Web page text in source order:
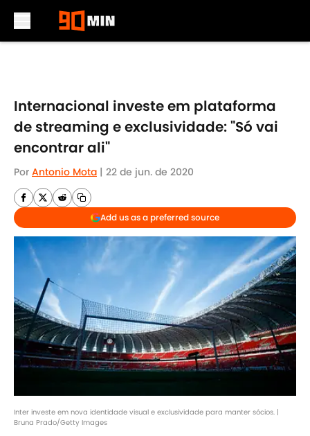
Internacional investe em plataforma
de streaming e exclusividade: "Só vai
encontrar ali"
Por Antonio Mota | 22 de jun. de 2020
Add us as a preferred source
Inter investe em nova identidade visual e exclusividade para manter sócios. |
Bruna Prado/Getty Images